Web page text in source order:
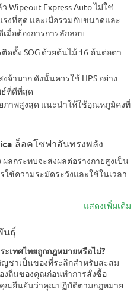
Wipeout Express Auto ไม่ใช่
งที่สุด และเมื่อรวมกับขนาดและ
มื่อต้องการการลักลอบ
ดตั้ง SOG ด้วยต้นไม้ 16 ต้นต่อตา
จ้ามาก ดังนั้นควรใช้ HPS อย่าง
ธ์ที่ดีที่สุด
ภาพสูงสุด แนะนำให้ใช้อุณหภูมิคงที่
ล็อคโซฟาอันทรงพลัง
ลกระทบจะส่งผลต่อร่างกายสูงเป็น
ช้ความระมัดระวังและใช้ในเวลา
แสดงเพิ่มเติม
นธุ์
เทศไทยถูกกฎหมายหรือไม่?
ญชาเป็นของที่ระลึกสำหรับสะสม
งถิ่นของคุณก่อนทำการสั่งซื้อ
คุณยืนยันว่าคุณปฏิบัติตามกฎหมาย